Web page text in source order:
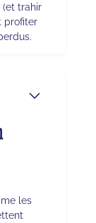
(et trahir
profiter
les